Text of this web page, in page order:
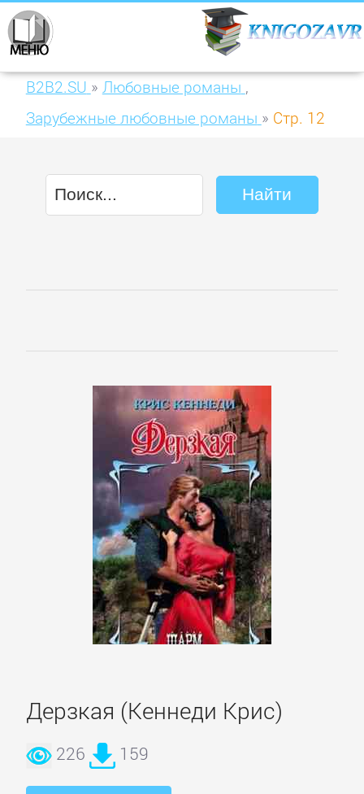
B2B2.SU » Любовные романы ,
Зарубежные любовные романы » Стр. 12
Дерзкая (Кеннеди Крис)
226 159